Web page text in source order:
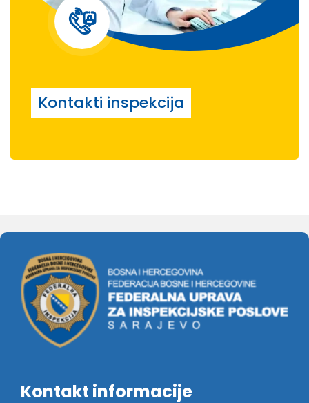
Kontakti inspekcija
Kontakt informacije